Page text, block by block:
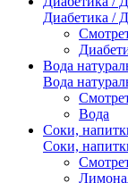
Диабетика /
Вода
Вода
Вода
Соки,
Соки,